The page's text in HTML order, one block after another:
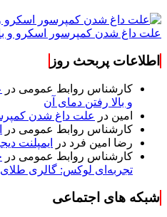
علت داغ شدن کمپرسور اسکرو و
اطلاعات پربحث روز
کارشناس روابط عمومی در
و بالا رفتن دمای آن
امین در
علت داغ شدن
کارشناس روابط عمومی در
رضا امین فرد در
ایمپلنت
کارشناس روابط عمومی در
تجربه‌ای لوکس: گالری
شبکه های اجتماعی